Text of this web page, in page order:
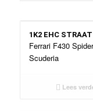
1K2 EHC STRAAT
Ferrari F430
Scuderia
Lees